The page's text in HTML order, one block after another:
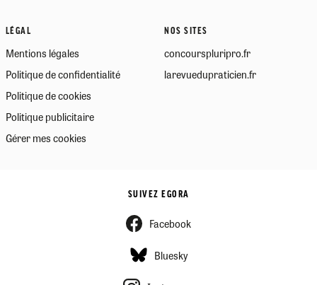
LÉGAL
Mentions légales
Politique de confidentialité
Politique de cookies
Politique publicitaire
Gérer mes cookies
NOS SITES
concourspluripro.fr
larevuedupraticien.fr
SUIVEZ EGORA
Facebook
Bluesky